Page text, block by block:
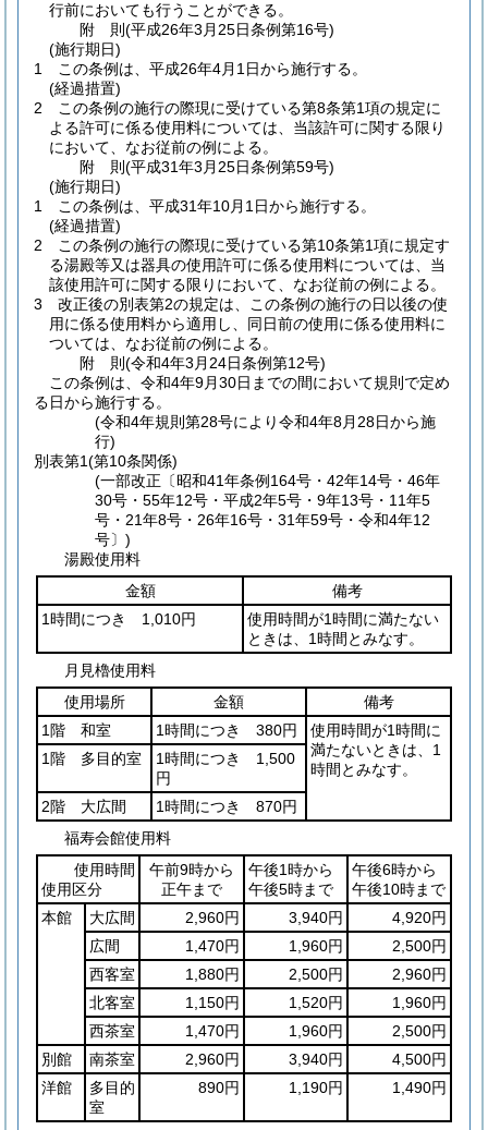
行前においても行うことができる。
附 則(平成26年3月25日条例第16号)
(施行期日)
1
この条例は、平成26年4月1日から施行する。
(経過措置)
2
この条例の施行の際現に受けている第8条第1項の規定に
よる許可に係る使用料については、当該許可に関する限り
において、なお従前の例による。
附 則(平成31年3月25日条例第59号)
(施行期日)
1
この条例は、平成31年10月1日から施行する。
(経過措置)
2
この条例の施行の際現に受けている第10条第1項に規定す
る湯殿等又は器具の使用許可に係る使用料については、当
該使用許可に関する限りにおいて、なお従前の例による。
3
改正後の別表第2の規定は、この条例の施行の日以後の使
用に係る使用料から適用し、同日前の使用に係る使用料に
ついては、なお従前の例による。
附 則(令和4年3月24日条例第12号)
この条例は、令和4年9月30日までの間において規則で定め
る日から施行する。
(令和4年規則第28号により令和4年8月28日から施
行)
別表第1(第10条関係)
(一部改正〔昭和41年条例164号・42年14号・46年
30号・55年12号・平成2年5号・9年13号・11年5
号・21年8号・26年16号・31年59号・令和4年12
号〕)
湯殿使用料
金額
備考
1時間につき 1,010円
使用時間が1時間に満たない
ときは、1時間とみなす。
月見櫓使用料
使用場所
金額
備考
1階 和室
1時間につき 380円
使用時間が1時間に
満たないときは、1
時間とみなす。
1階 多目的室
1時間につき 1,500
円
2階 大広間
1時間につき 870円
福寿会館使用料
使用時間
使用区分
午前9時から
正午まで
午後1時から
午後5時まで
午後6時から
午後10時まで
本館
大広間 2,960円 3,940円
4,920円
広間
1,470円 1,960円
2,500円
西客室
1,880円 2,500円
2,960円
北客室
1,150円 1,520円
1,960円
西茶室
1,470円 1,960円
2,500円
別館
南茶室 2,960円 3,940円
4,500円
洋館
多目的
室
890円 1,190円 1,490円